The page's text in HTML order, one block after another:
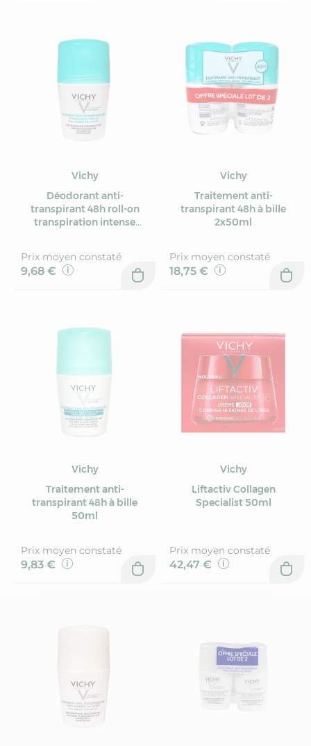
Vichy
Déodorant anti-
transpirant 48h roll-on
transpiration intense
Prix moyen constaté
9,68 €
Vichy
Traitement anti-
transpirant 48h à bille
2x50ml
Prix moyen constaté
18,75 €
Vichy
Traitement anti-
transpirant 48h à bille
50ml
Prix moyen constaté
9,83 €
Vichy
Liftactiv Collagen
Specialist 50ml
Prix moyen constaté
42,47 €